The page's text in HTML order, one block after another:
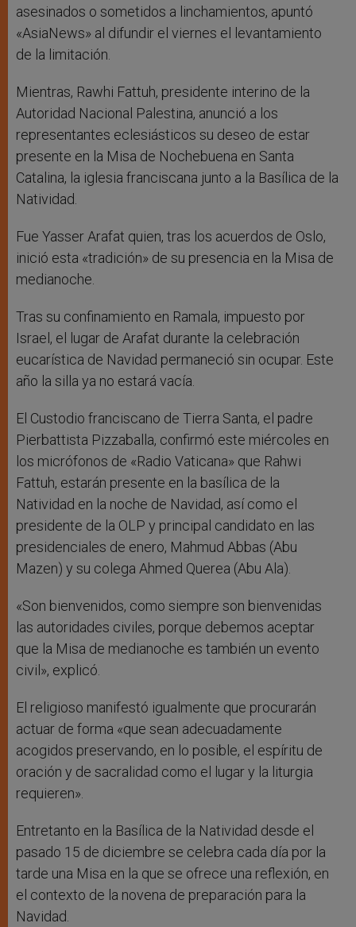
asesinados o sometidos a linchamientos, apuntó
«AsiaNews» al difundir el viernes el levantamiento
de la limitación.
Mientras, Rawhi Fattuh, presidente interino de la
Autoridad Nacional Palestina, anunció a los
representantes eclesiásticos su deseo de estar
presente en la Misa de Nochebuena en Santa
Catalina, la iglesia franciscana junto a la Basílica de la
Natividad.
Fue Yasser Arafat quien, tras los acuerdos de Oslo,
inició esta «tradición» de su presencia en la Misa de
medianoche.
Tras su confinamiento en Ramala, impuesto por
Israel, el lugar de Arafat durante la celebración
eucarística de Navidad permaneció sin ocupar. Este
año la silla ya no estará vacía.
El Custodio franciscano de Tierra Santa, el padre
Pierbattista Pizzaballa, confirmó este miércoles en
los micrófonos de «Radio Vaticana» que Rahwi
Fattuh, estarán presente en la basílica de la
Natividad en la noche de Navidad, así como el
presidente de la OLP y principal candidato en las
presidenciales de enero, Mahmud Abbas (Abu
Mazen) y su colega Ahmed Querea (Abu Ala).
«Son bienvenidos, como siempre son bienvenidas
las autoridades civiles, porque debemos aceptar
que la Misa de medianoche es también un evento
civil», explicó.
El religioso manifestó igualmente que procurarán
actuar de forma «que sean adecuadamente
acogidos preservando, en lo posible, el espíritu de
oración y de sacralidad como el lugar y la liturgia
requieren».
Entretanto en la Basílica de la Natividad desde el
pasado 15 de diciembre se celebra cada día por la
tarde una Misa en la que se ofrece una reflexión, en
el contexto de la novena de preparación para la
Navidad.